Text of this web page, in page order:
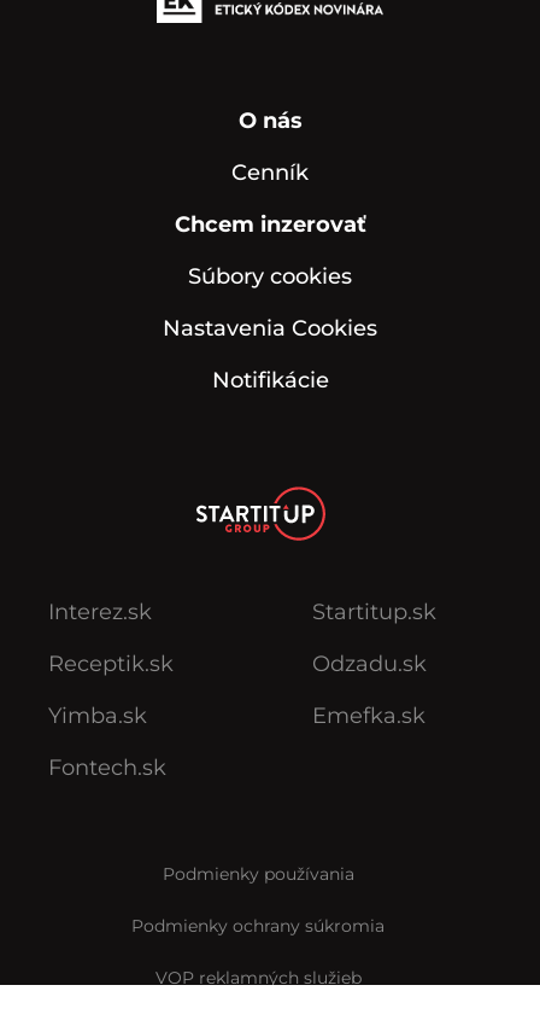
O nás
Cenník
Chcem inzerovať
Súbory cookies
Nastavenia Cookies
Notifikácie
Interez.sk
Receptik.sk
Yimba.sk
Fontech.sk
Startitup.sk
Odzadu.sk
Emefka.sk
Podmienky používania
Podmienky ochrany súkromia
VOP reklamných služieb